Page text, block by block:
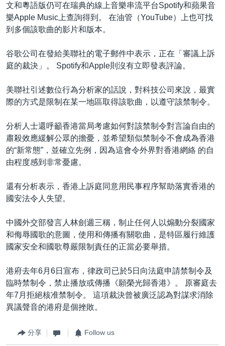
文和粵語版仍可在瑞典的線上音樂串流平台Spotify和蘋果音
樂Apple Music上查詢得到。 在油管（YouTube）上也可找
到多個該歌曲的影片和版本。
谷歌公司在發給美聯社的電子郵件中表示，正在「審議上訴
庭的裁決」。 Spotify和Apple則沒有立即發表評論。
美聯社引述數位行為分析家的話說，對科技公司來說，最實
際的方式是限制在某一地區取得該歌曲，以遵守該禁制令。
分析人士還呼籲香港當局考慮如何對該禁制令對言論自由的
肅殺效應緩解公眾的擔憂，並希望類似禁制令不會成為香港
的“新常態”，並確立先例，因為這會令外界對香港網絡 的自
由程度感到非常憂慮。
還有分析表示，香港上訴庭同意用民事程序幫助落實香港的
國安法令人失望。
中國外交部發言人林劍週三稱，制止任何人以煽動分裂國家
和侮辱國歌的意圖，使用和傳播有關歌曲，是特區履行維護
國家安全和國歌尊嚴限制責任的正當必要舉措。
港府去年6月6日宣布，律政司已於5日向法庭申請禁制令及
臨時禁制令，禁止播放或傳播《願榮光歸香港》。 原審庭去
年7月拒絕核准禁制令。 這項裁決曾被廣泛認為對謀求消除
異議聲音的港府是個挫敗。
分享 Follow us